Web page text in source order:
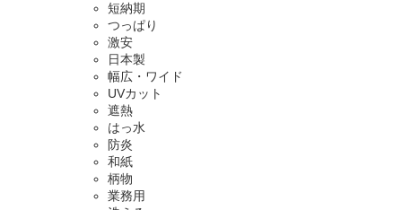
短納期
つっぱり
激安
日本製
幅広・ワイド
UVカット
遮熱
はっ水
防炎
和紙
柄物
業務用